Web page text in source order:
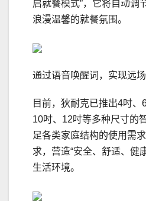
启就餐模式”，它将自动调
浪漫温馨的就餐氛围。
通过语音唤醒词，实现远
目前，狄耐克已推出4吋、
10吋、12吋等多种尺寸的
足各类家庭结构的使用需
求，营造“安全、舒适、健
生活环境。